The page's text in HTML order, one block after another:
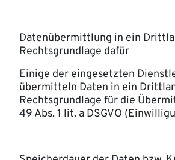
Datenübermittlung in ein
Rechtsgrundlage dafür
Einige der eingesetzten
übermitteln Daten in ein
Rechtsgrundlage für die
49 Abs. 1 lit. a DSGVO